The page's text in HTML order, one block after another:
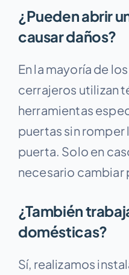
¿Pueden abrir
causar daños?
En la mayoría de
cerrajeros utilizan
herramientas
puertas sin romper
puerta. Solo en
necesario cambiar
¿También
domésticas?
Sí, realizamos